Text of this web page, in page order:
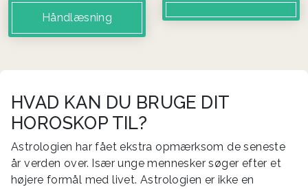
Håndlæsning
HVAD KAN DU BRUGE DIT
HOROSKOP TIL?
Astrologien har fået ekstra opmærksom de seneste
år verden over. Især unge mennesker søger efter et
højere formål med livet. Astrologien er ikke en